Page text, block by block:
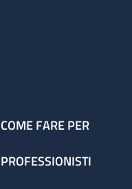
COME FARE PER
PROFESSIONISTI